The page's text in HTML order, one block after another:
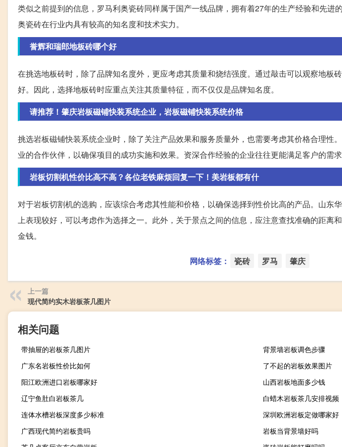
类似之前提到的信息，罗马利奥瓷砖同样属于国产一线品牌，拥有着27年的生产经验和先进
奥瓷砖在行业内具有较高的知名度和技术实力。
誉辉和瑞郎地板砖哪个好
在挑选地板砖时，除了品牌知名度外，更应考虑其质量和烧结强度。通过敲击可以观察地板
好。因此，选择地板砖时应重点关注其质量特征，而不仅仅是品牌知名度。
请推荐！肇庆岩板磁铺快装系统企业，岩板磁铺快装系统价格
挑选岩板磁铺快装系统企业时，除了关注产品效果和服务质量外，也需要考虑其价格合理性
业的合作伙伴，以确保项目的成功实施和效果。资深合作经验的企业往往更能满足客户的需求
岩板切割机性价比高不高？各位老铁麻烦回复一下！美岩板都有什
对于岩板切割机的选购，应该综合考虑其性能和价格，以确保选择到性价比高的产品。山东
上表现较好，可以考虑作为选择之一。此外，关于景点之间的信息，应注意查找准确的距离
金钱。
网络标签： 瓷砖 罗马 肇庆
上一篇
现代简约实木岩板茶几图片
相关问题
带抽屉的岩板茶几图片
背景墙岩板调色步骤
广东名岩板性价比如何
了不起的岩板效果图片
阳江欧洲进口岩板哪家好
山西岩板地面多少钱
辽宁鱼肚白岩板茶几
白蜡木岩板茶几安排视频
连体水槽岩板深度多少标准
深圳欧洲岩板定做哪家好
广西现代简约岩板贵吗
岩板当背景墙好吗